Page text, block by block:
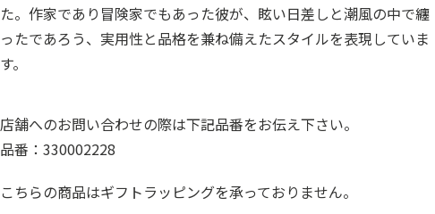
た。作家であり冒険家でもあった彼が、眩い日差しと潮風の中で纏
ったであろう、実用性と品格を兼ね備えたスタイルを表現していま
す。
店舗へのお問い合わせの際は下記品番をお伝え下さい。
品番：330002228
こちらの商品はギフトラッピングを承っておりません。